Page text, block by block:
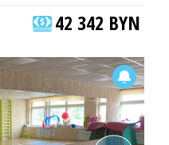
42 342 BYN